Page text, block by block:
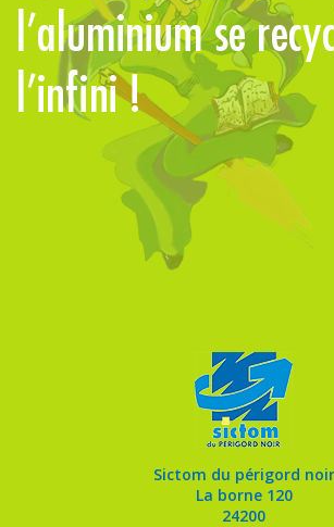
l’aluminium se
l’infini !
Sictom du périgord noir
La borne 120
24200